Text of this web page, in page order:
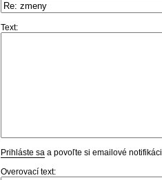
Text:
Prihláste sa a povoľte si emailové
Overovací text: